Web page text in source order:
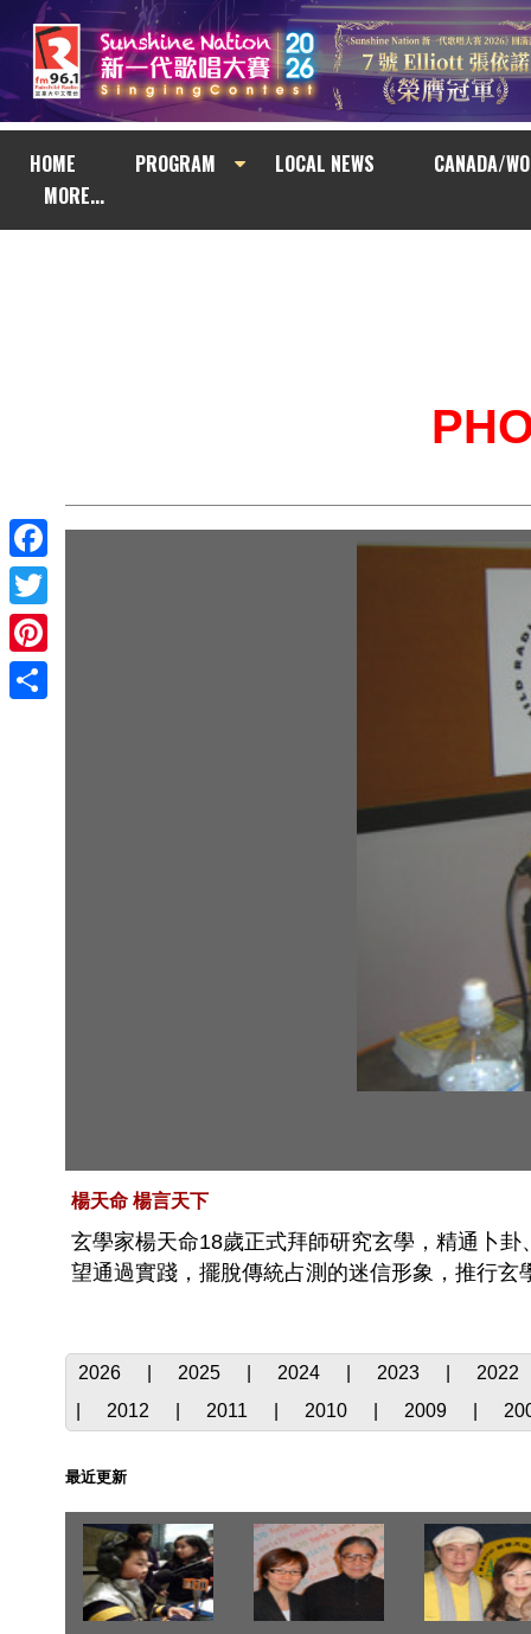
HOME PROGRAM LOCAL NEWS
CANADA/
MORE...
Facebook
Twitter
Pinterest
楊天命 楊言天下
玄學家楊天命18歲正式拜師研究玄學，精通卜
望通過實踐，擺脫傳統占測的迷信形象，推行玄
2026 2025 2024 2023
2022
2012 2011 2010 2009
最近更新